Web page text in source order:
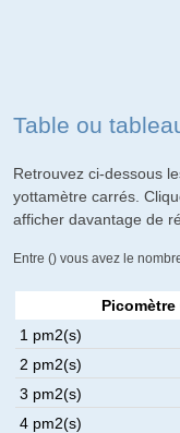
Table ou
Retrouvez ci-dessous
yottamètre carrés.
afficher davantage de
Entre () vous avez le
Picomètre
1 pm2(s)
2 pm2(s)
3 pm2(s)
4 pm2(s)